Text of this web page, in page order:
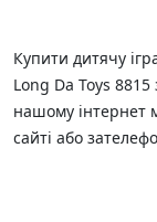
Купити дитячу
Long Da Toys
нашому інтернет
сайті або